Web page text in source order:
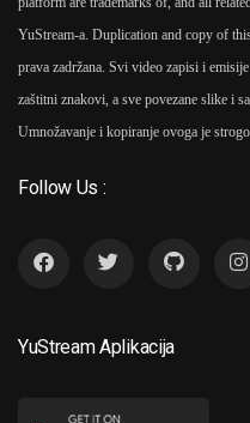
YuStream-a. Duplication and copy of
prava zadržana. Svi video zapisi i
zaštitni znakovi, a sve povezane slike i
Umnožavanje i kopiranje ovoga je
Follow Us :
YuStream Aplikacija